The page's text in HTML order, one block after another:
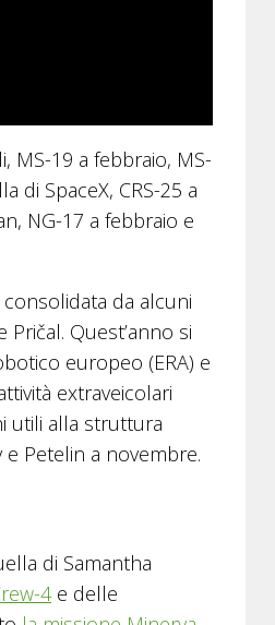
MS-19 a febbraio, MS-
di SpaceX, CRS-25 a
NG-17 a febbraio e
da alcuni
Quest’anno si
europeo (ERA) e
extraveicolari
utili alla struttura
Petelin a novembre.
di Samantha
4e delle